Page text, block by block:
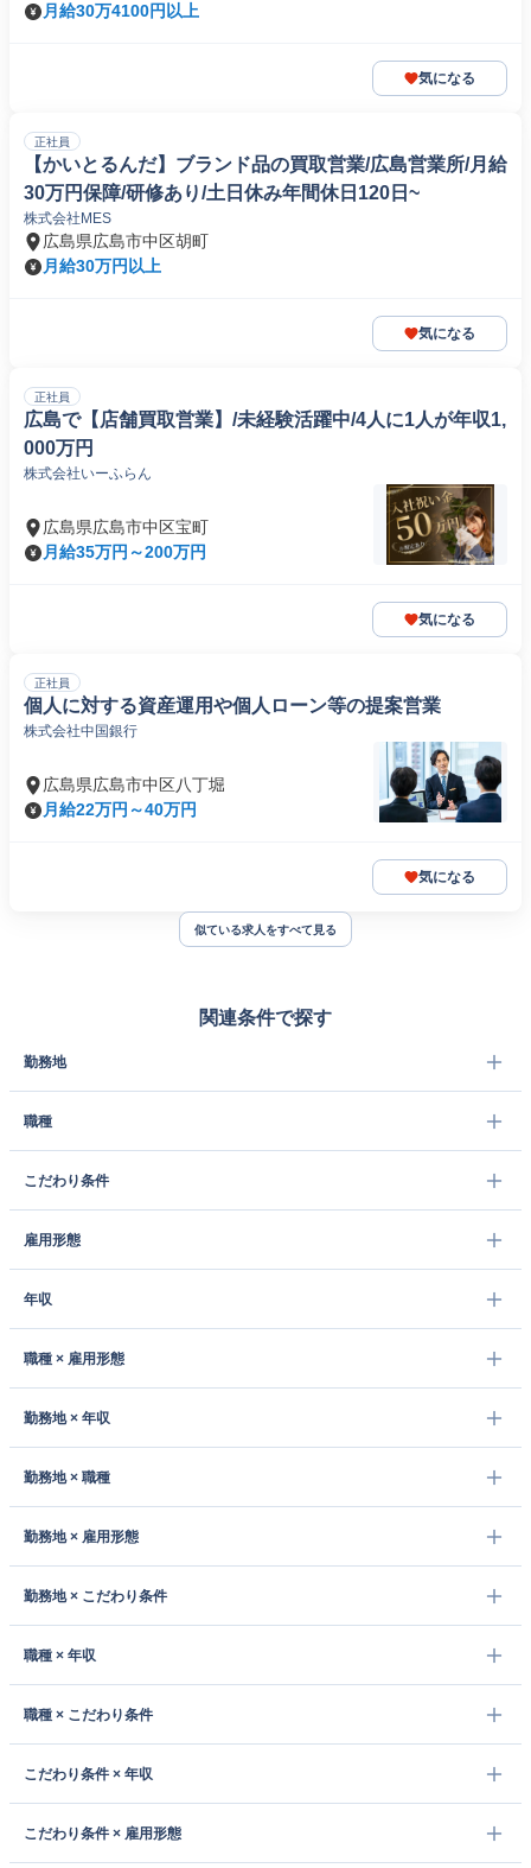
月給30万4100円以上
気になる
正社員
【かいとるんだ】ブランド品の買取営業/広島営業所/月給
30万円保障/研修あり/土日休み年間休日120日~
株式会社MES
広島県広島市中区胡町
月給30万円以上
気になる
正社員
広島で【店舗買取営業】/未経験活躍中/4人に1人が年収1,
000万円
株式会社いーふらん
広島県広島市中区宝町
月給35万円～200万円
気になる
正社員
個人に対する資産運用や個人ローン等の提案営業
株式会社中国銀行
広島県広島市中区八丁堀
月給22万円～40万円
気になる
似ている求人をすべて見る
関連条件で探す
勤務地
職種
こだわり条件
雇用形態
年収
職種 × 雇用形態
勤務地 × 年収
勤務地 × 職種
勤務地 × 雇用形態
勤務地 × こだわり条件
職種 × 年収
職種 × こだわり条件
こだわり条件 × 年収
こだわり条件 × 雇用形態